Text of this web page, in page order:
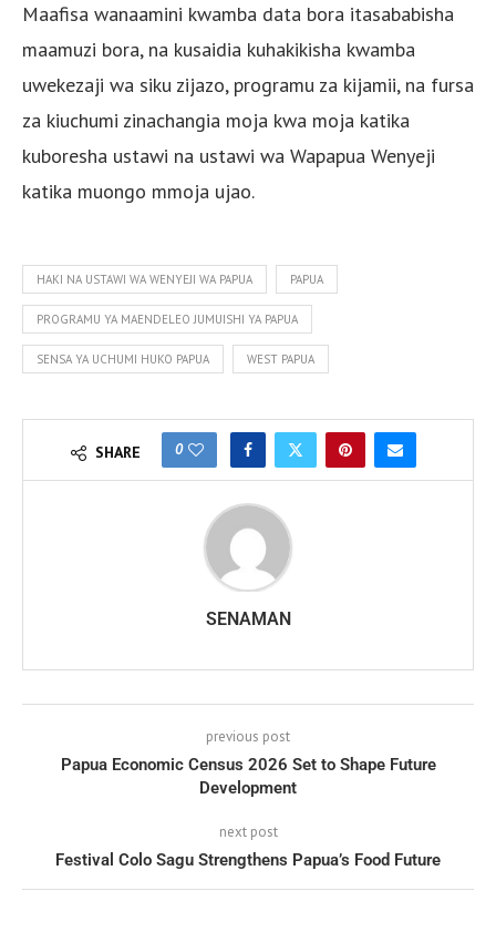
Maafisa wanaamini kwamba data bora itasababisha
maamuzi bora, na kusaidia kuhakikisha kwamba
uwekezaji wa siku zijazo, programu za kijamii, na fursa
za kiuchumi zinachangia moja kwa moja katika
kuboresha ustawi na ustawi wa Wapapua Wenyeji
katika muongo mmoja ujao.
HAKI NA USTAWI WA WENYEJI WA PAPUA PAPUA
PROGRAMU YA MAENDELEO JUMUISHI YA PAPUA
SENSA YA UCHUMI HUKO PAPUA WEST PAPUA
SHARE 0
SENAMAN
previous post
Papua Economic Census 2026 Set to Shape Future
Development
next post
Festival Colo Sagu Strengthens Papua’s Food Future